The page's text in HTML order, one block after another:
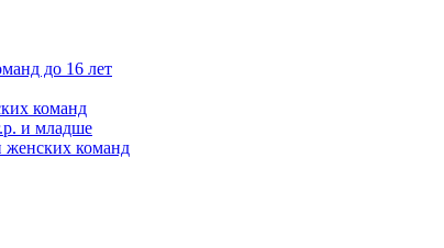
до 16 лет
команд
и младше
женских команд